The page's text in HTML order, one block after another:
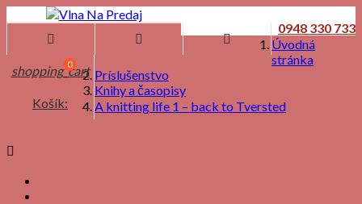
0948 330 733
  
shopping_cart
Košík:
0
Úvodná
stránka
Príslušenstvo
Knihy a časopisy
A knitting life 1 – back to Tversted
